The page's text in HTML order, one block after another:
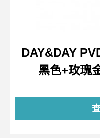
DAY&DAY
黑色+玫瑰